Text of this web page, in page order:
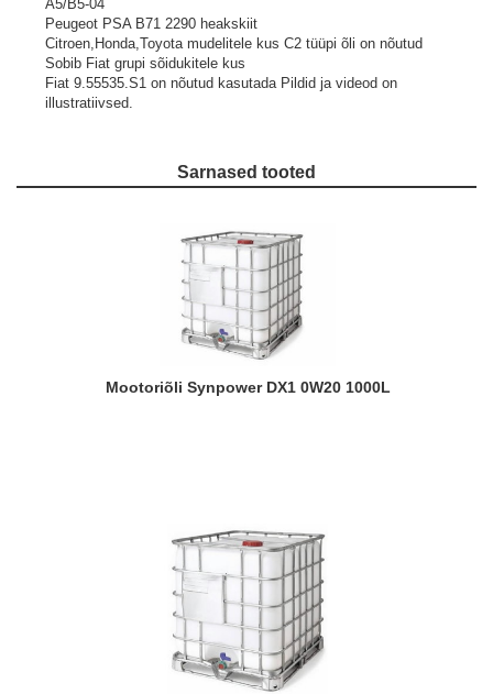
A5/B5-04
Peugeot PSA B71 2290 heakskiit
Citroen,Honda,Toyota mudelitele kus C2 tüüpi õli on nõutud
Sobib Fiat grupi sõidukitele kus
Fiat 9.55535.S1 on nõutud kasutada Pildid ja videod on
illustratiivsed.
Sarnased tooted
Mootoriõli Synpower DX1 0W20 1000L